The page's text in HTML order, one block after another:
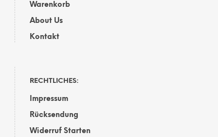
Warenkorb
About Us
Kontakt
RECHTLICHES:
Impressum
Rücksendung
Widerruf Starten